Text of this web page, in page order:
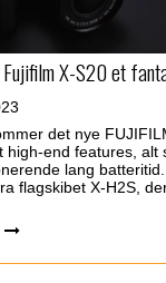
X-S20 et
det nye
high-end features, alt
lang
flagskibet X-H2S,